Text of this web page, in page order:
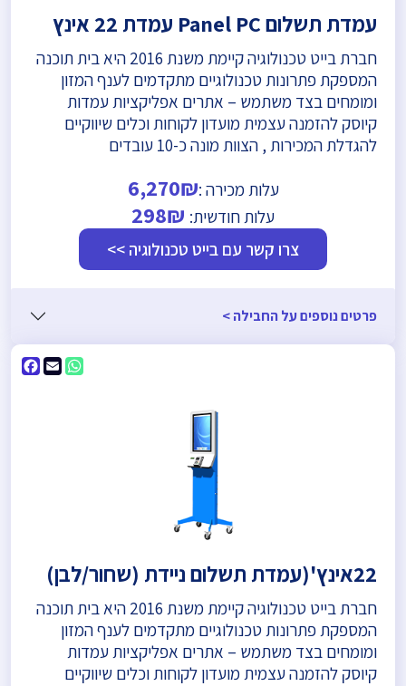
עמדת תשלום Panel PC עמדת 22 אינץ
חברת בייט טכנולוגיה קיימת משנת 2016 היא בית תוכנה
המספקת פתרונות טכנולוגיים מתקדמים לענף המזון
ומומחים בצד משתמש – אתרים אפליקציות עמדות
קיוסק להזמנה עצמית מועדון לקוחות וכלים שיווקיים
להגדלת המכירות , הצוות מונה כ-10 עובדים
עלות מכירה :6,270₪
עלות חודשית:
צרו קשר עם בייט טכנולוגיה >>
פרטים נוספים על החבילה >
Email
WhatsApp
22אינץ'(עמדת תשלום ניידת (שחור/לבן)
חברת בייט טכנולוגיה קיימת משנת 2016 היא בית תוכנה
המספקת פתרונות טכנולוגיים מתקדמים לענף המזון
ומומחים בצד משתמש – אתרים אפליקציות עמדות
קיוסק להזמנה עצמית מועדון לקוחות וכלים שיווקיים